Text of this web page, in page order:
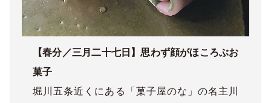
【春分／三月二十七日】思わず顔がほころぶお
菓子
堀川五条近くにある「菓子屋のな」の名主川